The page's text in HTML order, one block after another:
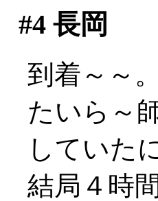
#4長岡
到着～～。
たいら～
していた
結局４時